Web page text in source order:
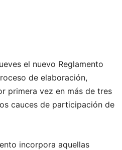
el nuevo Reglamento
de elaboración,
primera vez en más de tres
cauces de participación de
incorpora aquellas